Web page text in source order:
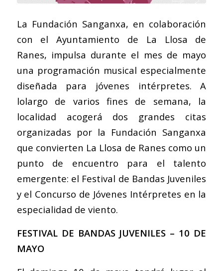
La Fundación Sanganxa, en colaboración
con el Ayuntamiento de La Llosa de
Ranes, impulsa durante el mes de mayo
una programación musical especialmente
diseñada para jóvenes intérpretes. A
lolargo de varios fines de semana, la
localidad acogerá dos grandes citas
organizadas por la Fundación Sanganxa
que convierten La Llosa de Ranes como un
punto de encuentro para el talento
emergente: el Festival de Bandas Juveniles
y el Concurso de Jóvenes Intérpretes en la
especialidad de viento.
FESTIVAL DE BANDAS JUVENILES – 10 DE
MAYO